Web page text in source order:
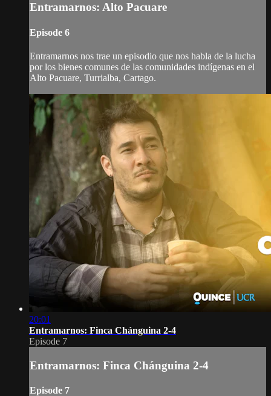
Entramarnos: Alto Pacuare
Episode 6
Entramarnos nos trae un episodio que nos habla de la lucha
por los bienes comunes de las comunidades indígenas en el
Alto Pacuare, Turrialba, Cartago.
20:01
Entramarnos: Finca Chánguina 2-4
Episode 7
Entramarnos: Finca Chánguina 2-4
Episode 7